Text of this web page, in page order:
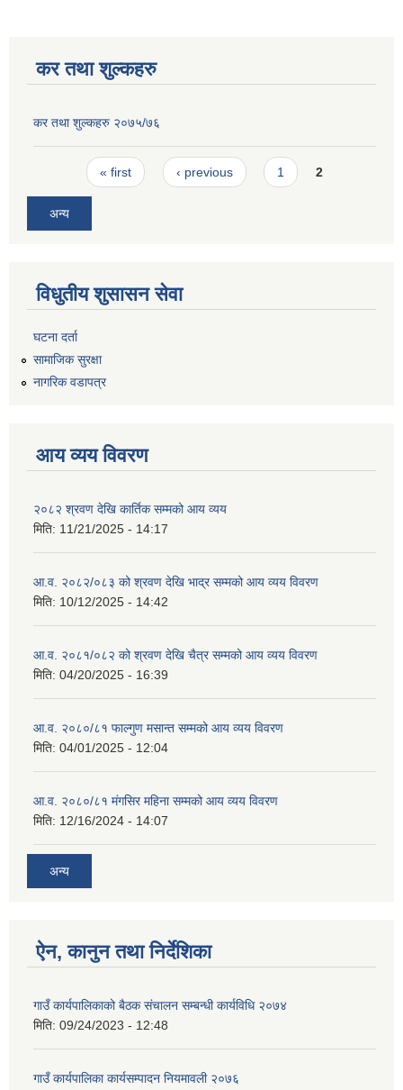
कर तथा शुल्कहरु
कर तथा शुल्कहरु २०७५/७६
Pages« first ‹ previous 1 2
अन्य
विधुतीय शुसासन सेवा
घटना दर्ता
सामाजिक सुरक्षा
नागरिक वडापत्र
आय व्यय विवरण
२०८२ श्रवण देखि कार्तिक सम्मको आय व्यय
मिति: 11/21/2025 - 14:17
आ.व. २०८२/०८३ को श्रवण देखि भाद्र सम्मको आय व्यय विवरण
मिति: 10/12/2025 - 14:42
आ.व. २०८१/०८२ को श्रवण देखि चैत्र सम्मको आय व्यय विवरण
मिति: 04/20/2025 - 16:39
आ.व. २०८०/८१ फाल्गुण मसान्त सम्मको आय व्यय विवरण
मिति: 04/01/2025 - 12:04
आ.व. २०८०/८१ मंगसिर महिना सम्मको आय व्यय विवरण
मिति: 12/16/2024 - 14:07
अन्य
ऐन, कानुन तथा निर्देशिका
गाउँ कार्यपालिकाको बैठक संचालन सम्बन्धी कार्यविधि २०७४
मिति: 09/24/2023 - 12:48
गाउँ कार्यपालिका कार्यसम्पादन नियमावली २०७६